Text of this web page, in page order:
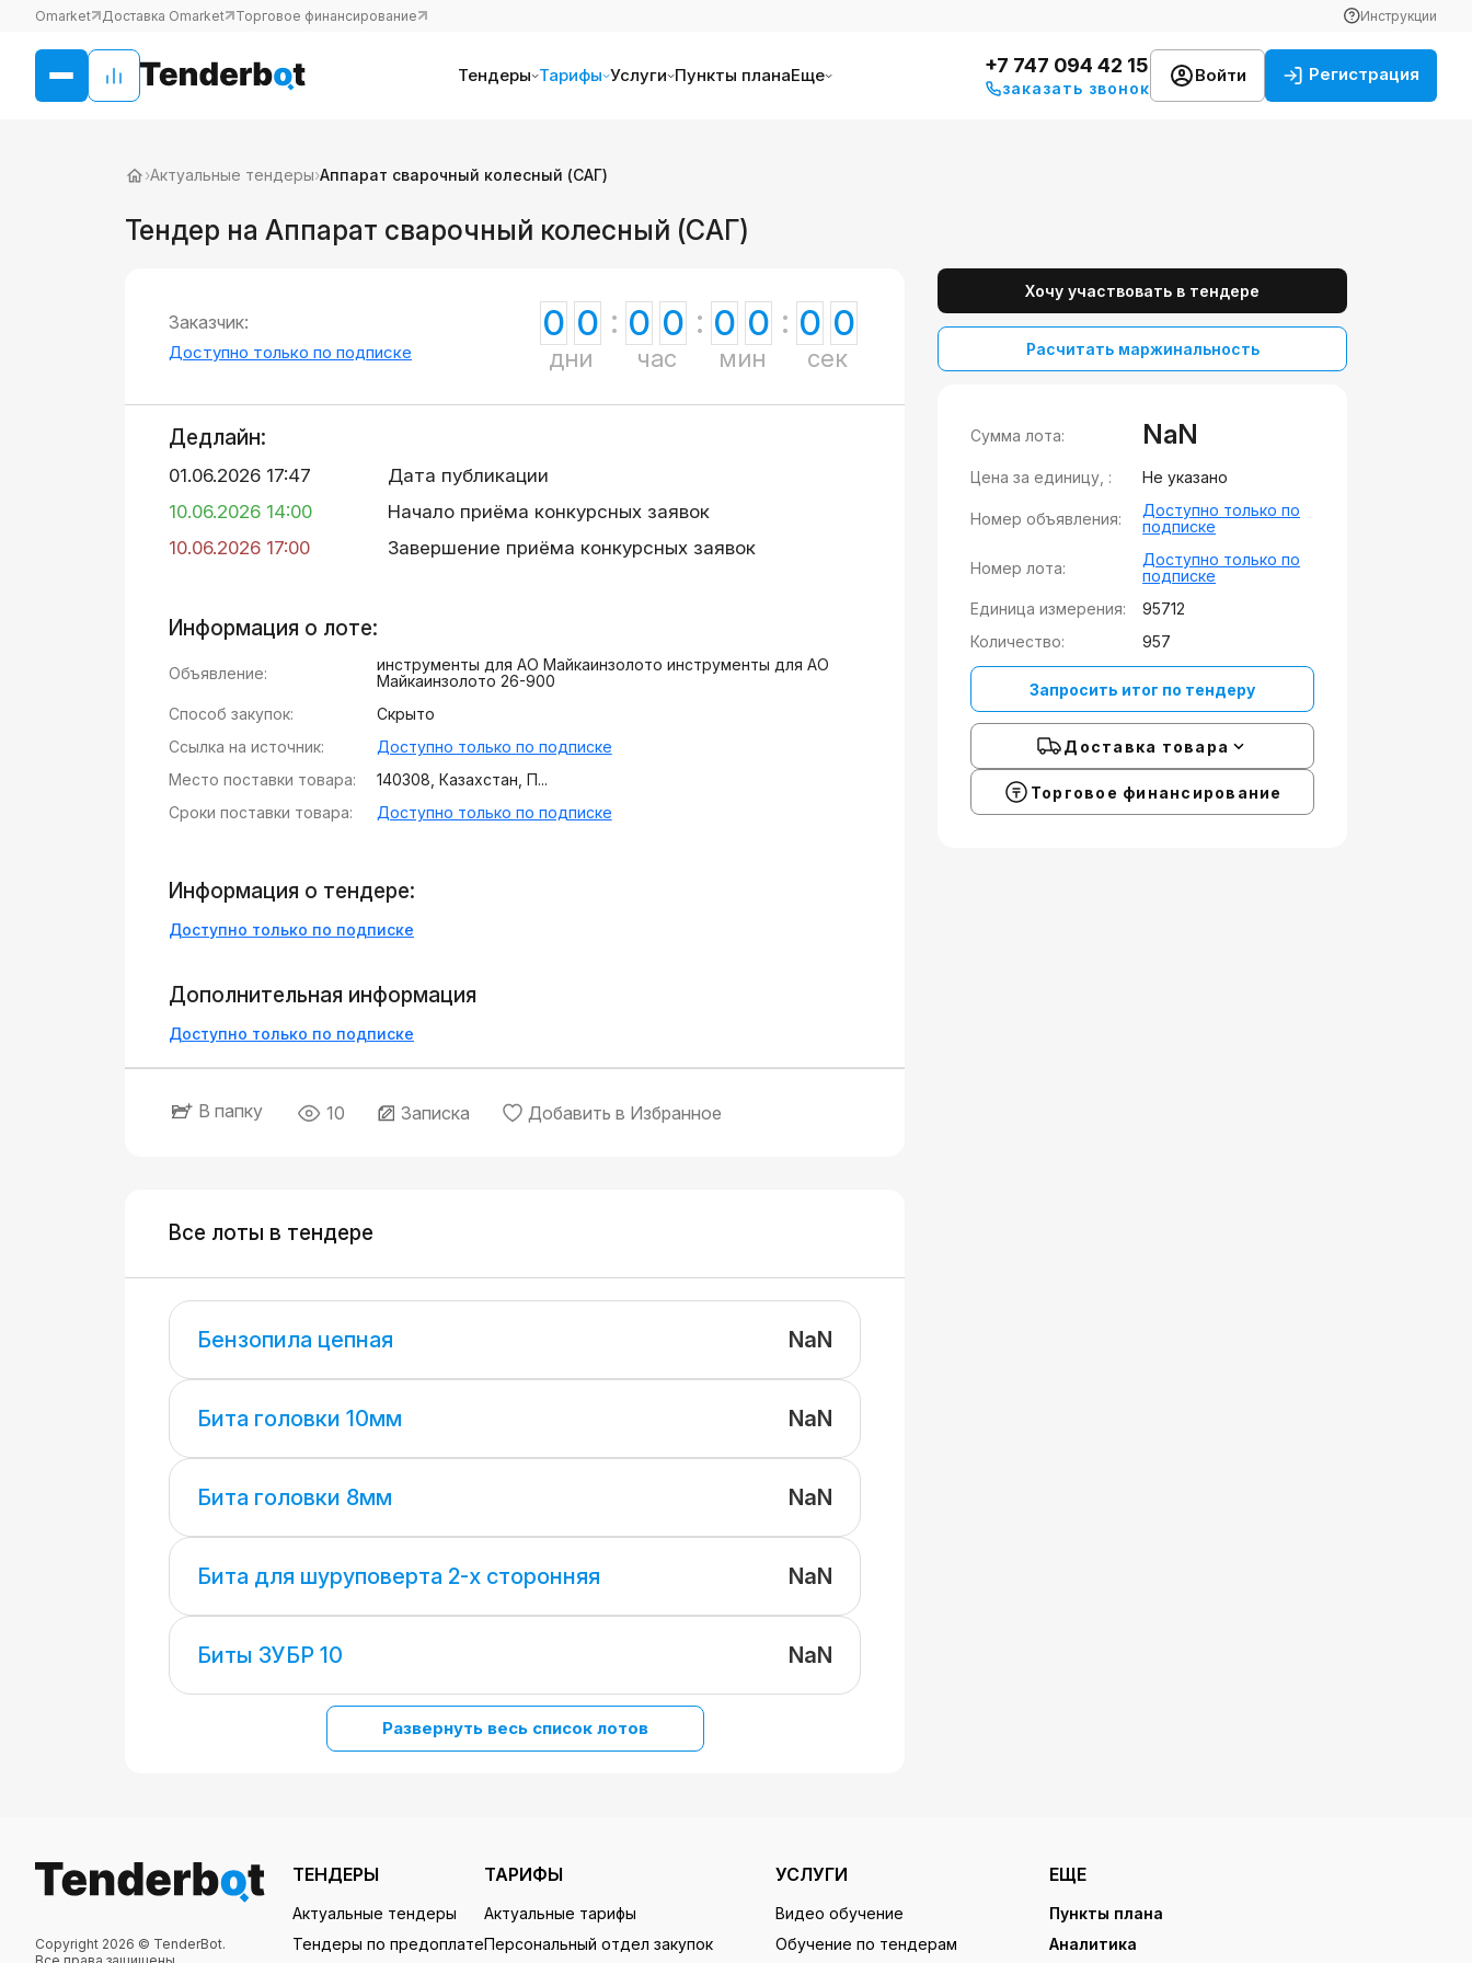
Omarket Доставка Omarket Торговое финансирование Инструкции
Тендеры Тарифы Услуги Пункты планаЕще +7 747 094 42 15
заказать звонок
Войти Регистрация
›Актуальные тендеры›Аппарат сварочный колесный (САГ)
Тендер на Аппарат сварочный колесный (САГ)
Заказчик:
Доступно только по подписке
0 0
дни
0 0
час
0 0
мин
0 0
сек
Дедлайн:
01.06.2026 17:47
Дата публикации
10.06.2026 14:00
Начало приёма конкурсных заявок
10.06.2026 17:00
Завершение приёма конкурсных заявок
Информация о лоте:
Объявление:
инструменты для АО Майкаинзолото инструменты для АО
Майкаинзолото 26-900
Способ закупок:
Скрыто
Ссылка на источник:
Доступно только по подписке
Место поставки товара:
140308, Казахстан, П...
Сроки поставки товара:
Доступно только по подписке
Информация о тендере:
Доступно только по подписке
Дополнительная информация
Доступно только по подписке
В папку 10 Записка Добавить в Избранное
Все лоты в тендере
Бензопила цепная NaN
Бита головки 10мм NaN
Бита головки 8мм NaN
Бита для шуруповерта 2-х сторонняя NaN
Биты ЗУБР 10 NaN
Развернуть весь список лотов
Хочу участвовать в тендере
Расчитать маржинальность
Сумма лота: NaN
Цена за единицу, : Не указано
Номер объявления:
Доступно только по
подписке
Номер лота:
Доступно только по
подписке
Единица измерения:
95712
Количество:
957
Запросить итог по тендеру
Доставка товара
Торговое финансирование
Copyright 2026 © TenderBot.
ТЕНДЕРЫ
Актуальные тендеры
Тендеры по предоплате
ТАРИФЫ
Актуальные тарифы
Персональный отдел закупок
УСЛУГИ
Видео обучение
Обучение по тендерам
ЕЩЕ
Пункты плана
Аналитика